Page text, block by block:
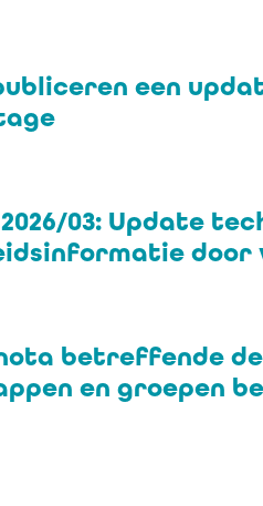
een
03: Update
door
betreffende
en groepen